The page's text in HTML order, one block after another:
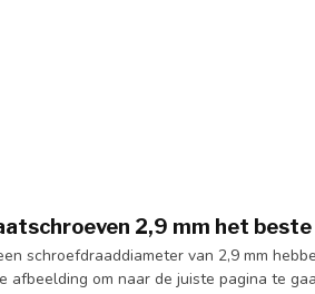
2,9 mm het
schroefdraaddiameter van 2,9 mm
afbeelding om naar de juiste pagina te